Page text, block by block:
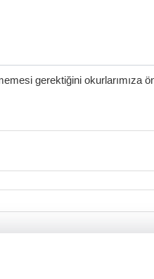
gerektiğini okurlarımıza